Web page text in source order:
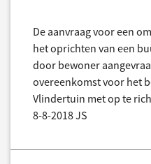
De aanvraag voor een
het oprichten van een
door bewoner
overeenkomst voor het
Vlindertuin met op te
8-8-2018 JS